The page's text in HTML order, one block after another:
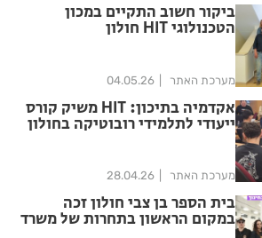
ביקור חשוב התקיים במכון
הטכנולוגי HIT חולון
מערכת האתר 04.05.26
אקדמיה בתיכון: HIT משיק קורס
ייעודי לתלמידי רובוטיקה בחולון
מערכת האתר 28.04.26
בית הספר בן צבי חולון זכה
במקום הראשון בתחרות של משרד